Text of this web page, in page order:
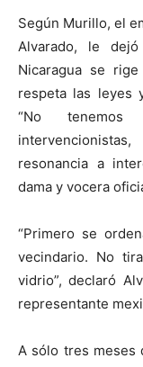
Según Murillo, el
Alvarado, le
Nicaragua se
respeta las leyes
“No tenemos
resonancia a
dama y vocera
“Primero se
vecindario. No
vidrio”, declaró
representante
A sólo tres meses